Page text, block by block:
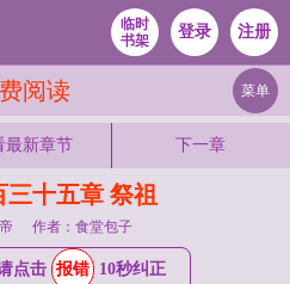
临时
书架
登录 注册
阅读 菜单
最新章节 下一章
十五章 祭祖
作者：食堂包子
点击 报错 10秒纠正